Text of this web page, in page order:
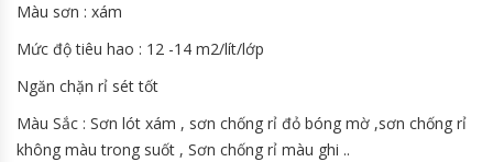
Màu sơn : xám
Mức độ tiêu hao : 12 -14 m2/lít/lớp
Ngăn chặn rỉ sét tốt
Màu Sắc : Sơn lót xám , sơn chống rỉ đỏ bóng mờ ,sơn chống rỉ
không màu trong suốt , Sơn chống rỉ màu ghi ..